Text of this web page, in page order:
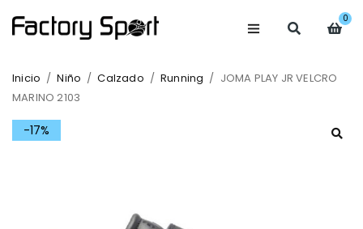
0
Inicio / Niño / Calzado / Running / JOMA PLAY JR VELCRO
MARINO 2103
-17%